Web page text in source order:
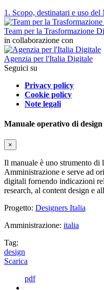
1. Scopo, destinatari e uso
Team per la Trasformazione
in collaborazione con
Agenzia per l'Italia Digitale
Seguici su
Privacy policy
Cookie policy
Note legali
Manuale operativo di design
×
Il manuale è uno strumento di
Amministrazione e serve ad
digitali fornendo indicazioni
research, al content design e
Progetto: Designers Italia
Amministrazione: italia
Tag:
design
Scarica
pdf